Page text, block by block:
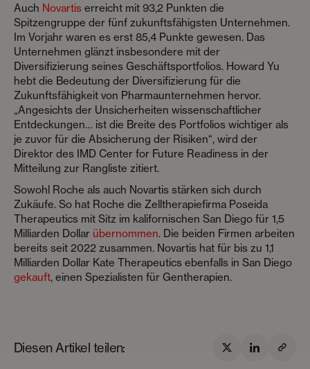
Auch Novartis erreicht mit 93,2 Punkten die
Spitzengruppe der fünf zukunftsfähigsten Unternehmen.
Im Vorjahr waren es erst 85,4 Punkte gewesen. Das
Unternehmen glänzt insbesondere mit der
Diversifizierung seines Geschäftsportfolios. Howard Yu
hebt die Bedeutung der Diversifizierung für die
Zukunftsfähigkeit von Pharmaunternehmen hervor.
„Angesichts der Unsicherheiten wissenschaftlicher
Entdeckungen… ist die Breite des Portfolios wichtiger als
je zuvor für die Absicherung der Risiken“, wird der
Direktor des IMD Center for Future Readiness in der
Mitteilung zur Rangliste zitiert.
Sowohl Roche als auch Novartis stärken sich durch
Zukäufe. So hat Roche die Zelltherapiefirma Poseida
Therapeutics mit Sitz im kalifornischen San Diego für 1,5
Milliarden Dollar übernommen. Die beiden Firmen arbeiten
bereits seit 2022 zusammen. Novartis hat für bis zu 1,1
Milliarden Dollar Kate Therapeutics ebenfalls in San Diego
gekauft, einen Spezialisten für Gentherapien.
Diesen Artikel teilen: